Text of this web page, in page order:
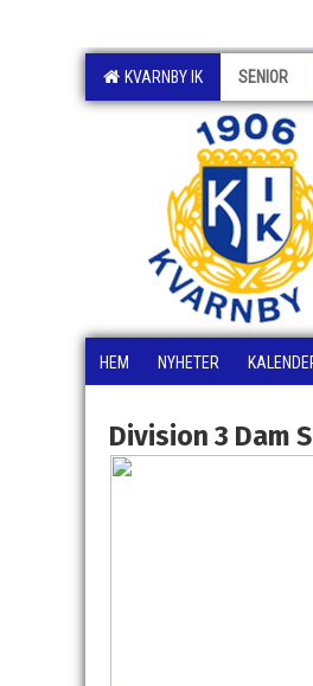
KVARNBY IK SENIOR
HEM NYHETER
Division 3 Dam